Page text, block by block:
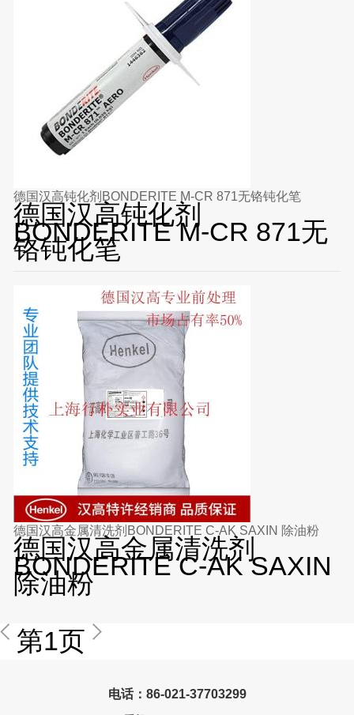
德国汉高钝化剂BONDERITE M-CR 871无铬钝化笔
德国汉高钝化剂
BONDERITE M-CR 871无
铬钝化笔
德国汉高金属清洗剂BONDERITE C-AK SAXIN 除油粉
德国汉高金属清洗剂
BONDERITE C-AK SAXIN
除油粉
第1页
电话：86-021-37703299